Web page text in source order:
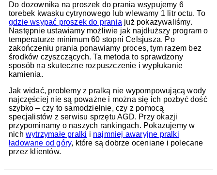
Do dozownika na proszek do prania wsypujemy 6
torebek kwasku cytrynowego lub wlewamy 1 litr octu. To
gdzie wsypać proszek do prania już pokazywaliśmy.
Następnie ustawiamy możliwie jak najdłuższy program o
temperaturze minimum 60 stopni Celsjusza. Po
zakończeniu prania ponawiamy proces, tym razem bez
środków czyszczących. Ta metoda to sprawdzony
sposób na skuteczne rozpuszczenie i wypłukanie
kamienia.
Jak widać, problemy z pralką nie wypompowującą wody
najczęściej nie są poważne i można się ich pozbyć dość
szybko – czy to samodzielnie, czy z pomocą
specjalistów z serwisu sprzętu AGD. Przy okazji
przypominamy o naszych rankingach. Pokazujemy w
nich wytrzymałe pralki i najmniej awaryjne pralki
ładowane od góry, które są dobrze oceniane i polecane
przez klientów.